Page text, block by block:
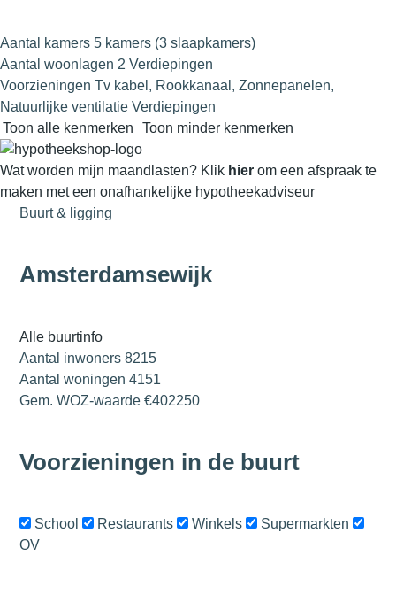
Aantal kamers 5 kamers (3 slaapkamers)
Aantal woonlagen 2 Verdiepingen
Voorzieningen Tv kabel, Rookkanaal, Zonnepanelen,
Natuurlijke ventilatie Verdiepingen
Toon alle kenmerken
Toon minder kenmerken
Wat worden mijn maandlasten? Klik hier om een afspraak te
maken met een onafhankelijke hypotheekadviseur
Buurt & ligging
Amsterdamsewijk
Alle buurtinfo
Aantal inwoners 8215
Aantal woningen 4151
Gem. WOZ-waarde €402250
Voorzieningen in de buurt
School Restaurants Winkels
Supermarkten
OV